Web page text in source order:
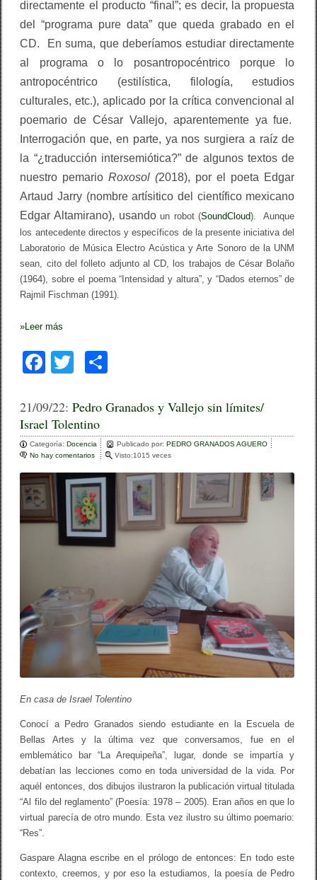
directamente el producto “final”; es decir, la propuesta
del “programa pure data” que queda grabado en el
CD. En suma, que deberíamos estudiar directamente
al programa o lo posantropocéntrico porque lo
antropocéntrico (estilística, filología, estudios
culturales, etc.), aplicado por la crítica convencional al
poemario de César Vallejo, aparentemente ya fue.
Interrogación que, en parte, ya nos surgiera a raíz de
la “¿traducción intersemiótica?” de algunos textos de
nuestro pemarioRoxosol (2018), por el poeta Edgar
Artaud Jarry (nombre artísitico del científico mexicano
Edgar Altamirano), usandoun robot (SoundCloud). Aunque
los antecedente directos y específicos de la presente iniciativa del
Laboratorio de Música Electro Acústica y Arte Sonoro de la UNM
sean, cito del folleto adjunto al CD, los trabajos de César Bolaño
(1964), sobre el poema “Intensidad y altura”, y “Dados eternos” de
Rajmil Fischman (1991).
»Leer más
F
c
e
b
o
o
k
tt
er
m
p
ar
tir
21/09/22:Pedro Granados y Vallejo sin límites/
Israel Tolentino
Categoría:Docencia Publicado por:PEDRO GRANADOS AGUERO
No hay comentarios
P
e
d
r
G
r
o
s
y
V
a
o
i
n
m
i
e
s
r
a
Visto:1015 veces
En casa de Israel Tolentino
Conocí a Pedro Granados siendo estudiante en la Escuela de
Bellas Artes y la última vez que conversamos, fue en el
emblemático bar “La Arequipeña”, lugar, donde se impartía y
debatían las lecciones como en toda universidad de la vida. Por
aquél entonces, dos dibujos ilustraron la publicación virtual titulada
“Al filo del reglamento” (Poesía: 1978 – 2005). Eran años en que lo
virtual parecía de otro mundo. Esta vez ilustro su último poemario:
“Res”.
Gaspare Alagna escribe en el prólogo de entonces: En todo este
contexto, creemos, y por eso la estudiamos, la poesía de Pedro